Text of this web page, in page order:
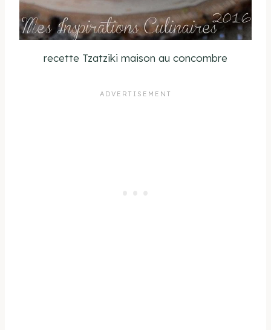
recette Tzatziki maison au concombre